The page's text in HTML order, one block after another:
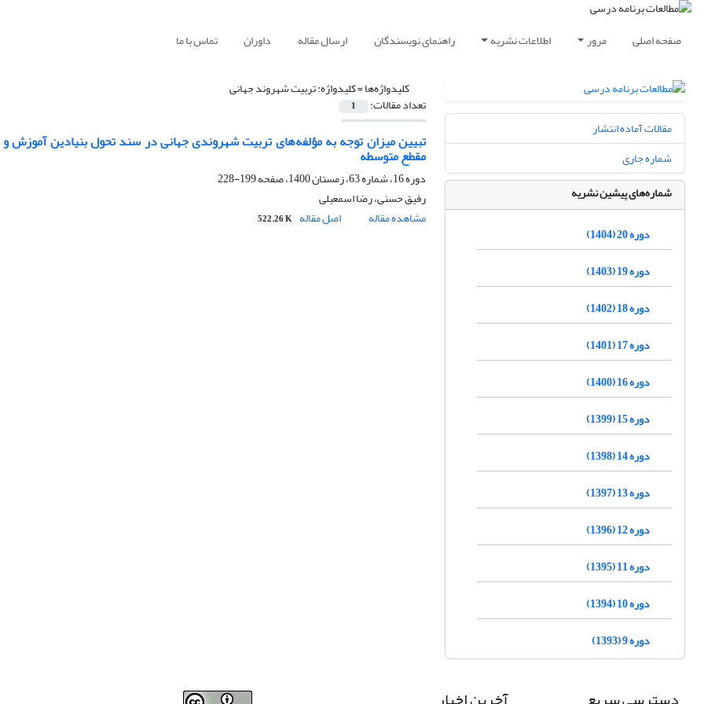
صفحه اصلی مرور اطلاعات نشریه راهنمای نویسندگان ارسال مقاله داوران تماس با ما
کلیدواژه‌ها =کلیدواژه: تربیت شهروند جهانی
تعداد مقالات: 1
تبیین میزان توجه به مؤلفه‌های تربیت شهروندی جهانی در سند تحول بنیادین آموزش
مقطع متوسطه
دوره 16، شماره 63، زمستان 1400، صفحه
199-228
رفیق حسنی، رضا اسمعیلی
مشاهده مقاله
اصل مقاله 522.26 K
مقالات آماده انتشار
شماره جاری
شماره‌های پیشین نشریه
دوره 20 (1404)
دوره 19 (1403)
دوره 18 (1402)
دوره 17 (1401)
دوره 16 (1400)
دوره 15 (1399)
دوره 14 (1398)
دوره 13 (1397)
دوره 12 (1396)
دوره 11 (1395)
دوره 10 (1394)
دوره 9 (1393)